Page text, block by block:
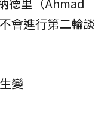
會進行第二輪談
變